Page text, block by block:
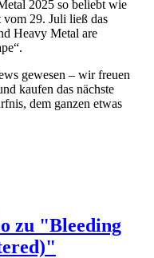
2025 so beliebt wie
29. Juli ließ das
Heavy Metal are
gewesen – wir freuen
kaufen das nächste
dem ganzen etwas
zu "Bleeding